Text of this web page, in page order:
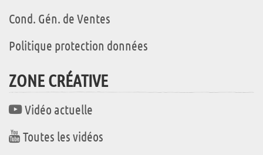
Cond. Gén. de Ventes
Politique protection données
ZONE CRÉATIVE
Vidéo actuelle
Toutes les vidéos